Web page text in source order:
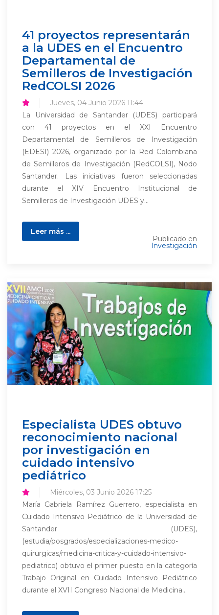
41 proyectos representarán
a la UDES en el Encuentro
Departamental de
Semilleros de Investigación
RedCOLSI 2026
Jueves, 04 Junio 2026 11:44
La Universidad de Santander (UDES) participará
con 41 proyectos en el XXI Encuentro
Departamental de Semilleros de Investigación
(EDESI) 2026, organizado por la Red Colombiana
de Semilleros de Investigación (RedCOLSI), Nodo
Santander. Las iniciativas fueron seleccionadas
durante el XIV Encuentro Institucional de
Semilleros de Investigación UDES y...
Leer más ...
Publicado en
Investigación
Especialista UDES obtuvo
reconocimiento nacional
por investigación en
cuidado intensivo
pediátrico
Miércoles, 03 Junio 2026 17:25
María Gabriela Ramírez Guerrero, especialista en
Cuidado Intensivo Pediátrico de la Universidad de
Santander (UDES),
(estudia/posgrados/especializaciones-medico-
quirurgicas/medicina-critica-y-cuidado-intensivo-
pediatrico) obtuvo el primer puesto en la categoría
Trabajo Original en Cuidado Intensivo Pediátrico
durante el XVII Congreso Nacional de Medicina...